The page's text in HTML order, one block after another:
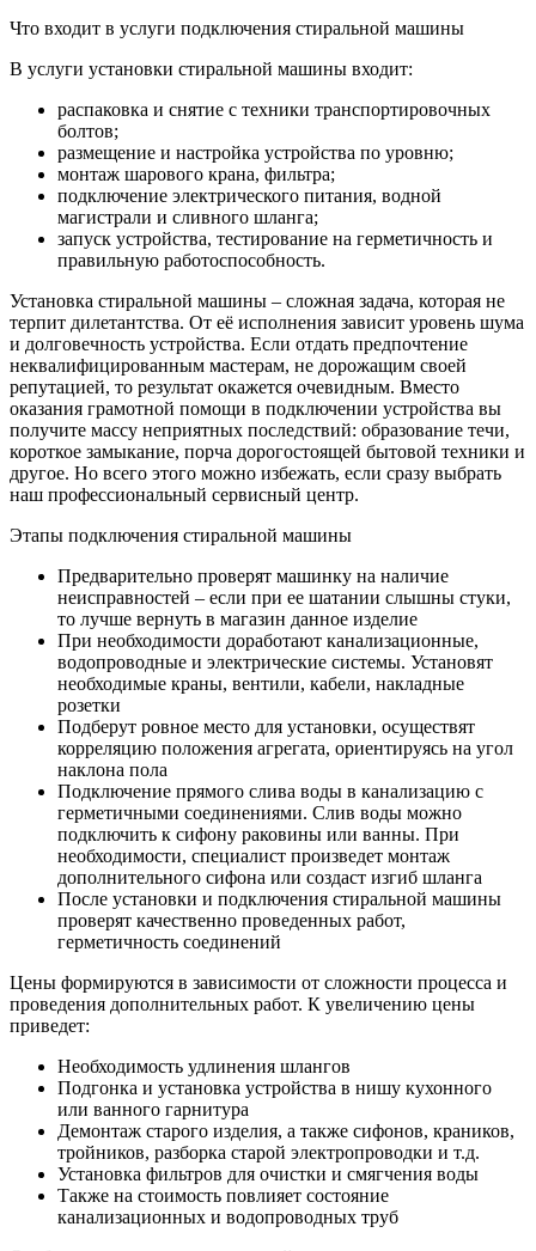
Что входит в услуги подключения стиральной машины
В услуги установки стиральной машины входит:
распаковка и снятие с техники транспортировочных
болтов;
размещение и настройка устройства по уровню;
монтаж шарового крана, фильтра;
подключение электрического питания, водной
магистрали и сливного шланга;
запуск устройства, тестирование на герметичность и
правильную работоспособность.
Установка стиральной машины – сложная задача, которая не
терпит дилетантства. От её исполнения зависит уровень шума
и долговечность устройства. Если отдать предпочтение
неквалифицированным мастерам, не дорожащим своей
репутацией, то результат окажется очевидным. Вместо
оказания грамотной помощи в подключении устройства вы
получите массу неприятных последствий: образование течи,
короткое замыкание, порча дорогостоящей бытовой техники и
другое. Но всего этого можно избежать, если сразу выбрать
наш профессиональный сервисный центр.
Этапы подключения стиральной машины
Предварительно проверят машинку на наличие
неисправностей – если при ее шатании слышны стуки,
то лучше вернуть в магазин данное изделие
При необходимости доработают канализационные,
водопроводные и электрические системы. Установят
необходимые краны, вентили, кабели, накладные
розетки
Подберут ровное место для установки, осуществят
корреляцию положения агрегата, ориентируясь на угол
наклона пола
Подключение прямого слива воды в канализацию с
герметичными соединениями. Слив воды можно
подключить к сифону раковины или ванны. При
необходимости, специалист произведет монтаж
дополнительного сифона или создаст изгиб шланга
После установки и подключения стиральной машины
проверят качественно проведенных работ,
герметичность соединений
Цены формируются в зависимости от сложности процесса и
проведения дополнительных работ. К увеличению цены
приведет:
Необходимость удлинения шлангов
Подгонка и установка устройства в нишу кухонного
или ванного гарнитура
Демонтаж старого изделия, а также сифонов, краников,
тройников, разборка старой электропроводки и т.д.
Установка фильтров для очистки и смягчения воды
Также на стоимость повлияет состояние
канализационных и водопроводных труб